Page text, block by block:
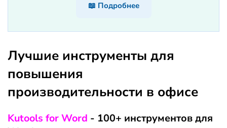
📖 Подробнее
Лучшие инструменты для
повышения
производительности в офисе
Kutools for Word - 100+ инструментов для